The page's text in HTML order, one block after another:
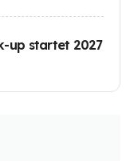
up startet 2027